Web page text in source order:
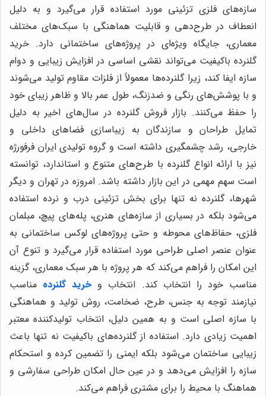
سازه‌های فلزی تزئینی مورد استفاده قرار می‌گیرد و به دلیل
انعطاف در طرح‌دهی و قابلیت هماهنگی با سبک‌های مختلف
معماری، جایگاه ویژه‌ای در پروژه‌های ساختمانی دارد. خرید
گلنرده باکیفیت می‌تواند نقشی اساسی در افزایش زیبایی و دوام
سازه ایفا کند، زیرا گلنرده‌ها معمولاً از فلزات مقاوم تولید می‌شوند
و با پوشش‌های رنگی و ضدزنگ، طول عمر بالا و ظاهر زیبای خود
را حفظ می‌کنند. بازار فروش گلنرده در سال‌های اخیر به دلیل
تمایل طراحان و سازندگان به زیباسازی فضاهای داخلی و
خارجی، رشد چشمگیری داشته است و گروه تولیدی ایران فرفورژه
نیز با ارائه انواع گلنرده با طرح‌های متنوع و استاندارد، توانسته
است سهم مهمی در این بازار داشته باشد. امروزه در تهران و دیگر
شهرها، گلنرده نه تنها برای بخش تزئینی درب و نرده استفاده
می‌شود بلکه در بسیاری از سازه‌های هنری، پله‌های پیچ، مبلمان
فلزی، حفاظ‌های محوطه و حتی پروژه‌های لوکس ساختمانی به
عنوان عنصر اصلی طراحی مورد استفاده قرار می‌گیرد و تنوع آن
این امکان را فراهم می‌کند که هر پروژه با هر سبک معماری، گزینه
مناسب خود را انتخاب کند. انتخاب و خرید گلنرده مناسب
نیازمند توجه به جنس، طرح، ضخامت، روش تولید و هماهنگی
با سازه اصلی است و به همین دلیل، انتخاب تولیدکننده معتبر
اهمیت زیادی دارد. استفاده از گلنرده‌های باکیفیت نه تنها باعث
زیبایی ساختمان می‌شود بلکه ایمنی را تضمین کرده و استحکام
سازه را افزایش می‌دهد و در عین حال امکان طراحی سفارشی و
هماهنگ با محیط را برای مشتری فراهم می‌کند.